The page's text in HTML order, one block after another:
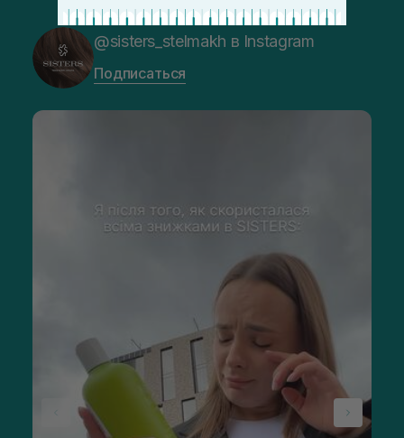
@sisters_stelmakh в Instagram
Подписаться